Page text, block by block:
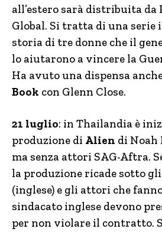
all’estero sarà distribuita da
Global. Si tratta di una serie
storia di tre donne che il
lo aiutarono a vincere la
Ha avuto una dispensa
Book con Glenn Close.
21 luglio: in Thailandia è
produzione di Alien di Noah
ma senza attori SAG-Aftra.
la produzione ricade sotto
(inglese) e gli attori che
sindacato inglese devono
per non violare il contratto.